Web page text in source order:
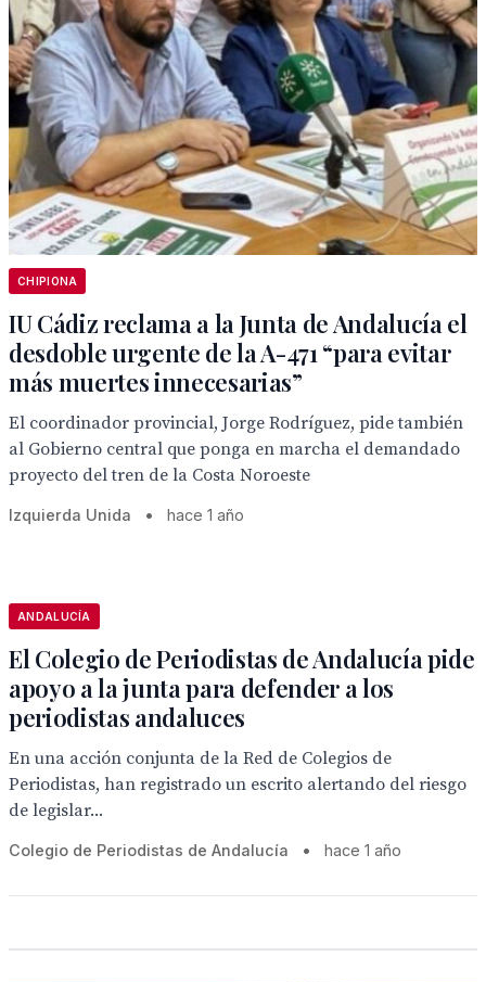
CHIPIONA
IU Cádiz reclama a la Junta de Andalucía el
desdoble urgente de la A-471 “para evitar
más muertes innecesarias”
El coordinador provincial, Jorge Rodríguez, pide también
al Gobierno central que ponga en marcha el demandado
proyecto del tren de la Costa Noroeste
Izquierda Unida • hace 1 año
ANDALUCÍA
El Colegio de Periodistas de Andalucía pide
apoyo a la junta para defender a los
periodistas andaluces
En una acción conjunta de la Red de Colegios de
Periodistas, han registrado un escrito alertando del riesgo
de legislar...
Colegio de Periodistas de Andalucía • hace 1 año